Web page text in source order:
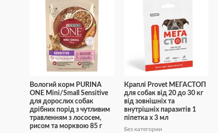
Вологий корм PURINA
ONE Mini/Small Sensitive
для дорослих собак
дрібних порід з чутливим
травленням з лососем,
рисом та морквою 85 г
Краплі Provet МЕГАСТОП
для собак від 20 до 30 кг
від зовнішніх та
внутрішніх паразитів 1
піпетка х 3 мл
Без категории